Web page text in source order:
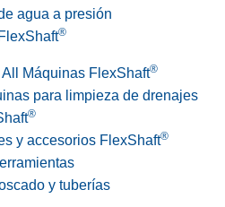
agua a presión
®
Máquinas FlexShaft®
para limpieza de drenajes
®
y accesorios FlexShaft®
y tuberías